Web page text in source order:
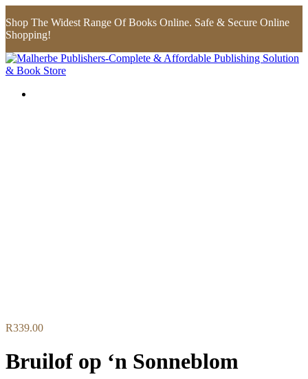
Shop The Widest Range Of Books Online. Safe & Secure Online
Shopping!
R339.00
Bruilof op ‘n Sonneblom